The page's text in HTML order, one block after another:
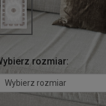
rozmiar: